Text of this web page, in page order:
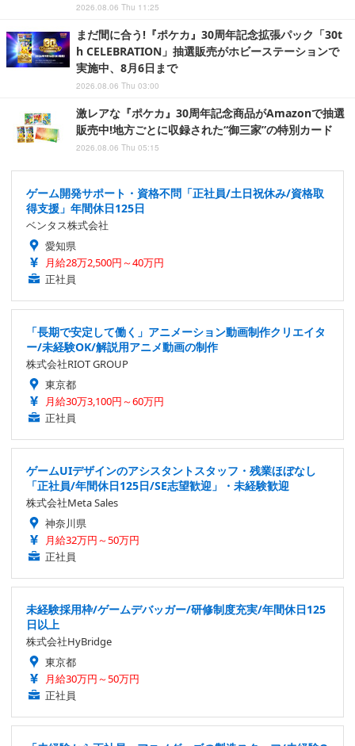
2026.08.06 Thu 11:25
まだ間に合う!『ポケカ』30周年記念拡張パック「30t
h CELEBRATION」抽選販売がホビーステーションで
実施中、8月6日まで
2026.08.06 Thu 03:00
激レアな『ポケカ』30周年記念商品がAmazonで抽選
販売中!地方ごとに収録された“御三家”の特別カード
2026.08.06 Thu 05:15
ゲーム開発サポート・資格不問「正社員/土日祝休み/資格取
得支援」年間休日125日
ベンタス株式会社
愛知県
月給28万2,500円～40万円
正社員
「長期で安定して働く」アニメーション動画制作クリエイタ
ー/未経験OK/解説用アニメ動画の制作
株式会社RIOT GROUP
東京都
月給30万3,100円～60万円
正社員
ゲームUIデザインのアシスタントスタッフ・残業ほぼなし
「正社員/年間休日125日/SE志望歓迎」・未経験歓迎
株式会社Meta Sales
神奈川県
月給32万円～50万円
正社員
未経験採用枠/ゲームデバッガー/研修制度充実/年間休日125
日以上
株式会社HyBridge
東京都
月給30万円～50万円
正社員